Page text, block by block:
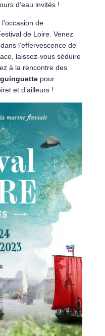
d’eau invités !
de
de Loire. Venez
l’effervescence de
laissez-vous séduire
à la rencontre des
guinguette pour
et d’ailleurs !